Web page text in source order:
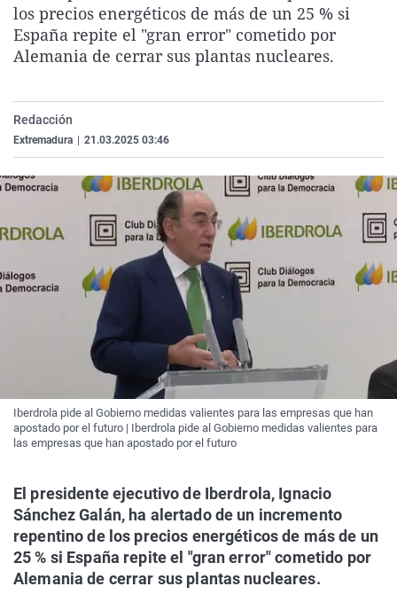
La rosa de los vientos
Gente viajera
Caso
Retornados
Operación Viuda
Extremadura
Galicia
Navarra
Virales
Televisión
los precios energéticos de más de un 25 % si
España repite el "gran error" cometido por
Alemania de cerrar sus plantas nucleares.
Redacción
Extremadura 21.03.2025 03:46
Iberdrola pide al Gobierno medidas valientes para las empresas que han
apostado por el futuro | Iberdrola pide al Gobierno medidas valientes para
las empresas que han apostado por el futuro
El presidente ejecutivo de Iberdrola, Ignacio
Sánchez Galán, ha alertado de un incremento
repentino de los precios energéticos de más de un
25 % si España repite el "gran error" cometido por
Alemania de cerrar sus plantas nucleares.